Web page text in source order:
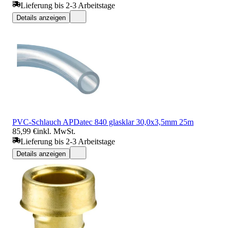
Lieferung bis 2-3 Arbeitstage
Details anzeigen
PVC-Schlauch APDatec 840 glasklar 30,0x3,5mm 25m
85,99 €inkl. MwSt.
Lieferung bis 2-3 Arbeitstage
Details anzeigen